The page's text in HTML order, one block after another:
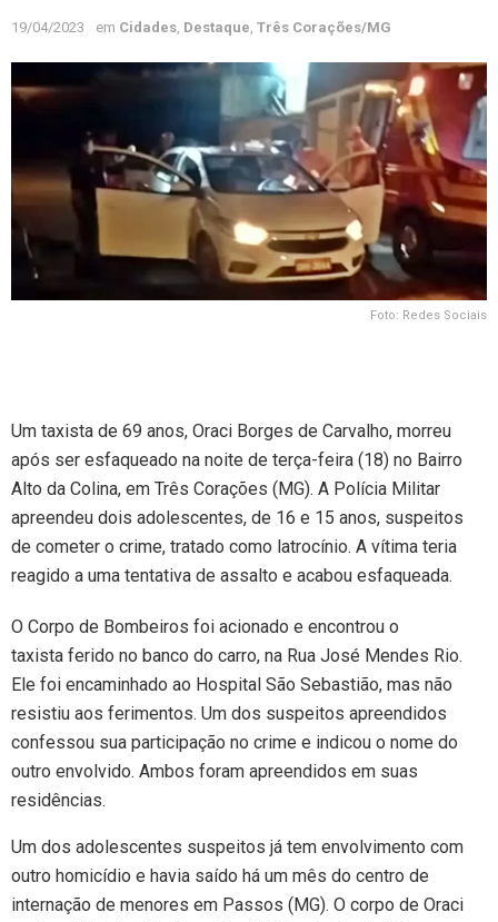
19/04/2023 em Cidades, Destaque, Três Corações/MG
Foto: Redes Sociais
Um taxista de 69 anos, Oraci Borges de Carvalho, morreu
após ser esfaqueado na noite de terça-feira (18) no Bairro
Alto da Colina, em Três Corações (MG). A Polícia Militar
apreendeu dois adolescentes, de 16 e 15 anos, suspeitos
de cometer o crime, tratado como latrocínio. A vítima teria
reagido a uma tentativa de assalto e acabou esfaqueada.
O Corpo de Bombeiros foi acionado e encontrou o
taxista ferido no banco do carro, na Rua José Mendes Rio.
Ele foi encaminhado ao Hospital São Sebastião, mas não
resistiu aos ferimentos. Um dos suspeitos apreendidos
confessou sua participação no crime e indicou o nome do
outro envolvido. Ambos foram apreendidos em suas
residências.
Um dos adolescentes suspeitos já tem envolvimento com
outro homicídio e havia saído há um mês do centro de
internação de menores em Passos (MG). O corpo de Oraci